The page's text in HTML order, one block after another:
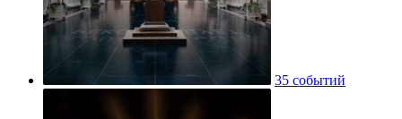
35 событий